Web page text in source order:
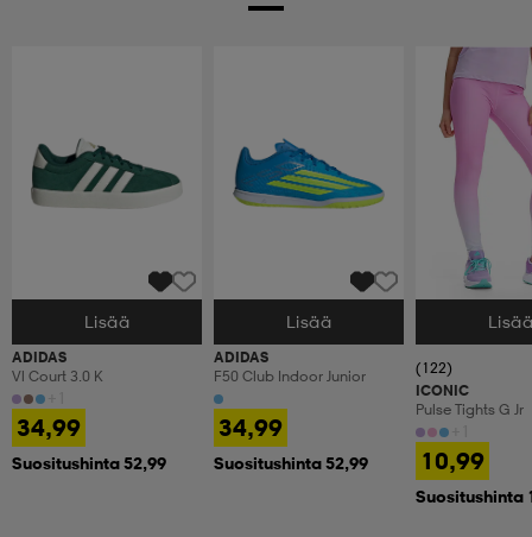
Valitse Koko
Lisää
ADIDAS
Vl Court 3.0 K
34,99
Suositushinta 52,99
Valitse Koko
Lisää
ADIDAS
F50 Club Indoor Junior
34,99
Suositushinta 52,99
Valitse Koko
(122)
ICONIC
Pulse Tights G Jr
10,99
Suositushinta